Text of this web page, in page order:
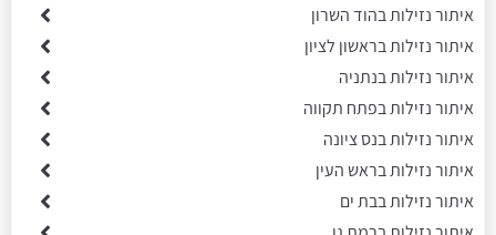
איתור נזילות בהוד השרון
איתור נזילות בראשון לציון
איתור נזילות בנתניה
איתור נזילות בפתח תקווה
איתור נזילות בנס ציונה
איתור נזילות בראש העין
איתור נזילות בבת ים